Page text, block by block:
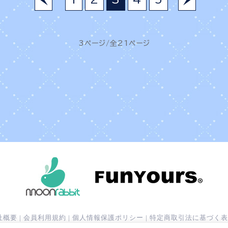
3ページ/全21ページ
概要 | 会員利用規約 | 個人情報保護ポリシー | 特定商取引法に基づく